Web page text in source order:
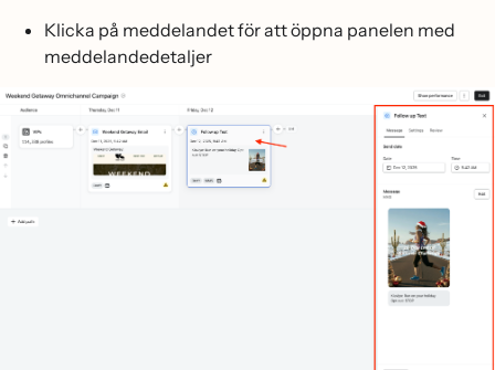
Klicka på meddelandet för att öppna panelen med
meddelandedetaljer